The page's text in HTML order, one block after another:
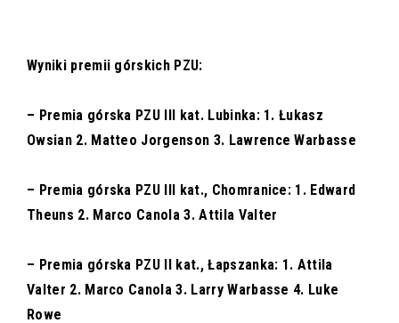
Wyniki premii górskich PZU:
– Premia górska PZU III kat. Lubinka: 1. Łukasz
Owsian 2. Matteo Jorgenson 3. Lawrence Warbasse
– Premia górska PZU III kat., Chomranice: 1. Edward
Theuns 2. Marco Canola 3. Attila Valter
– Premia górska PZU II kat., Łapszanka: 1. Attila
Valter 2. Marco Canola 3. Larry Warbasse 4. Luke
Rowe